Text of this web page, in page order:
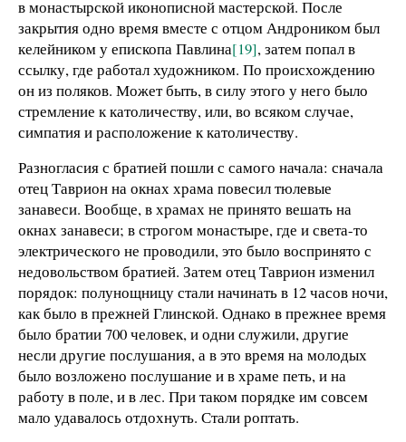
в монастырской иконописной мастерской. После
закрытия одно время вместе с отцом Андроником был
келейником у епископа Павлина[19], затем попал в
ссылку, где работал художником. По происхождению
он из поляков. Может быть, в силу этого у него было
стремление к католичеству, или, во всяком случае,
симпатия и расположение к католичеству.
Разногласия с братией пошли с самого начала: сначала
отец Таврион на окнах храма повесил тюлевые
занавеси. Вообще, в храмах не принято вешать на
окнах занавеси; в строгом монастыре, где и света-то
электрического не проводили, это было воспринято с
недовольством братией. Затем отец Таврион изменил
порядок: полунощницу стали начинать в 12 часов ночи,
как было в прежней Глинской. Однако в прежнее время
было братии 700 человек, и одни служили, другие
несли другие послушания, а в это время на молодых
было возложено послушание и в храме петь, и на
работу в поле, и в лес. При таком порядке им совсем
мало удавалось отдохнуть. Стали роптать.